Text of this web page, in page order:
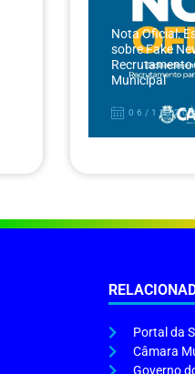
Nota Oficial:
sobre Fake
Recrutamento
Municipal
06/12/
Portal da
Câmara
Governo